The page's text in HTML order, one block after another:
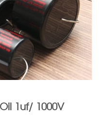
1uf/ 1000V